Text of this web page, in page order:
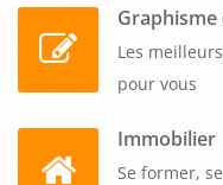
Graphisme
Les
pour vous
Immobilier
Se former,